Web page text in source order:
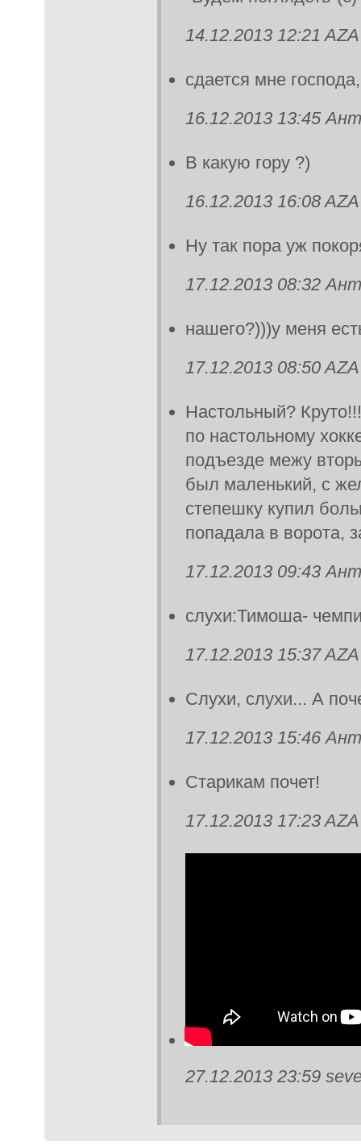
14.12.2013 12:21 AZA
сдается мне
16.12.2013 13:45
В какую гору ?)
16.12.2013 16:08 AZA
Ну так пора уж
17.12.2013 08:32
нашего?)))у меня
17.12.2013 08:50 AZA
Настольный?
по настольному
подъезде межу
был маленький, с
степешку купил
попадала в ворота,
17.12.2013 09:43
слухи:Тимоша-
17.12.2013 15:37 AZA
Слухи, слухи... А
17.12.2013 15:46
Старикам почет!
17.12.2013 17:23 AZA
27.12.2013 23:59